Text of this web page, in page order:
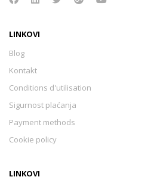
LINKOVI
Blog
Kontakt
Conditions d'utilisation
Sigurnost plaćanja
Payment methods
Cookie policy
LINKOVI